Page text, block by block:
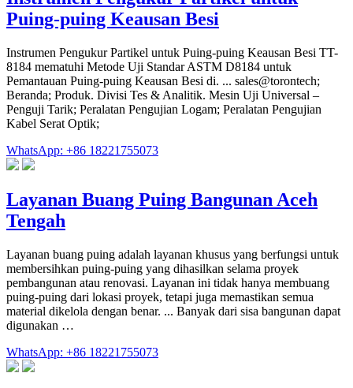
Puing-puing Keausan Besi
Instrumen Pengukur Partikel untuk Puing-puing Keausan Besi TT-
8184 mematuhi Metode Uji Standar ASTM D8184 untuk
Pemantauan Puing-puing Keausan Besi di. ... sales@torontech;
Beranda; Produk. Divisi Tes & Analitik. Mesin Uji Universal –
Penguji Tarik; Peralatan Pengujian Logam; Peralatan Pengujian
Kabel Serat Optik;
WhatsApp: +86 18221755073
Layanan Buang Puing Bangunan Aceh
Tengah
Layanan buang puing adalah layanan khusus yang berfungsi untuk
membersihkan puing-puing yang dihasilkan selama proyek
pembangunan atau renovasi. Layanan ini tidak hanya membuang
puing-puing dari lokasi proyek, tetapi juga memastikan semua
material dikelola dengan benar. ... Banyak dari sisa bangunan dapat
digunakan …
WhatsApp: +86 18221755073